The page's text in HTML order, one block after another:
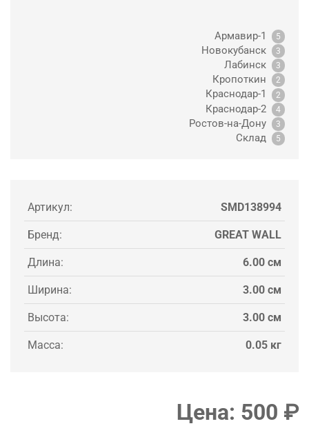
Армавир-1 5
Новокубанск 3
Лабинск 3
Кропоткин 2
Краснодар-1 2
Краснодар-2 4
Ростов-на-Дону 3
Склад 5
Артикул: SMD138994
Бренд: GREAT WALL
Длина: 6.00 см
Ширина: 3.00 см
Высота: 3.00 см
Масса: 0.05 кг
Цена: 500 ₽